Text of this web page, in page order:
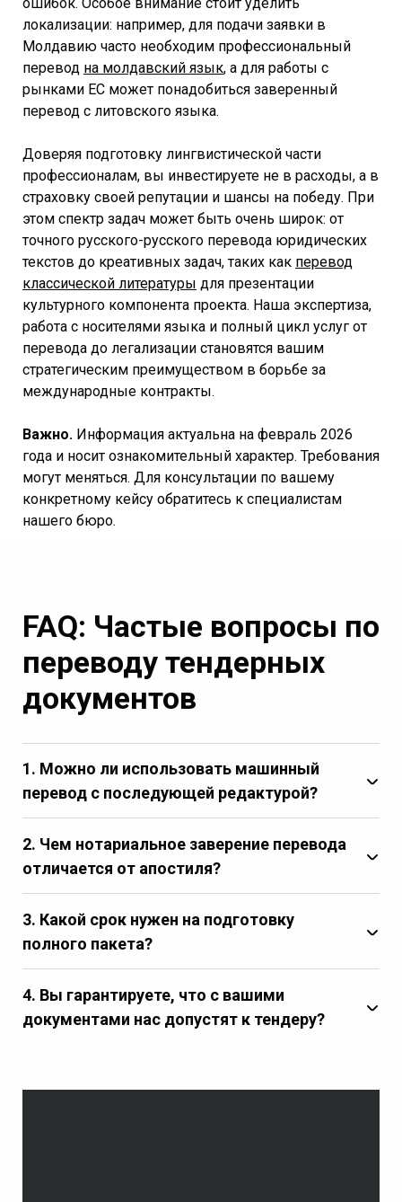
локализации: например, для подачи заявки в
Молдавию часто необходим профессиональный
перевод на молдавский язык, а для работы с
рынками ЕС может понадобиться заверенный
перевод с литовского языка.
Доверяя подготовку лингвистической части
профессионалам, вы инвестируете не в расходы, а в
страховку своей репутации и шансы на победу. При
этом спектр задач может быть очень широк: от
точного русского-русского перевода юридических
текстов до креативных задач, таких как перевод
классической литературы для презентации
культурного компонента проекта. Наша экспертиза,
работа с носителями языка и полный цикл услуг от
перевода до легализации становятся вашим
стратегическим преимуществом в борьбе за
международные контракты.
Важно. Информация актуальна на февраль 2026
года и носит ознакомительный характер. Требования
могут меняться. Для консультации по вашему
конкретному кейсу обратитесь к специалистам
нашего бюро.
FAQ: Частые вопросы по
переводу тендерных
документов
1. Можно ли использовать машинный
перевод с последующей редактурой?
2. Чем нотариальное заверение перевода
отличается от апостиля?
3. Какой срок нужен на подготовку
полного пакета?
4. Вы гарантируете, что с вашими
документами нас допустят к тендеру?